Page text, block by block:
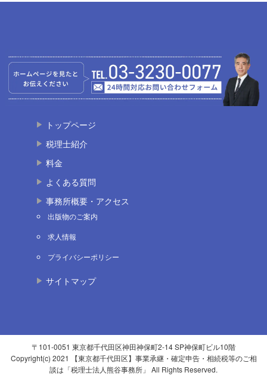
トップページ
税理士紹介
料金
よくある質問
事務所概要・アクセス
出版物のご案内
求人情報
プライバシーポリシー
サイトマップ
〒101-0051 東京都千代田区神田神保町2-14 SP神保町ビル10階
Copyright(c) 2021 【東京都千代田区】事業承継・確定申告・相続税等のご相
談は「税理士法人熊谷事務所」 All Rights Reserved.